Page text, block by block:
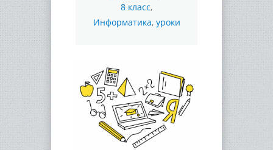
8 класс,
Информатика, уроки